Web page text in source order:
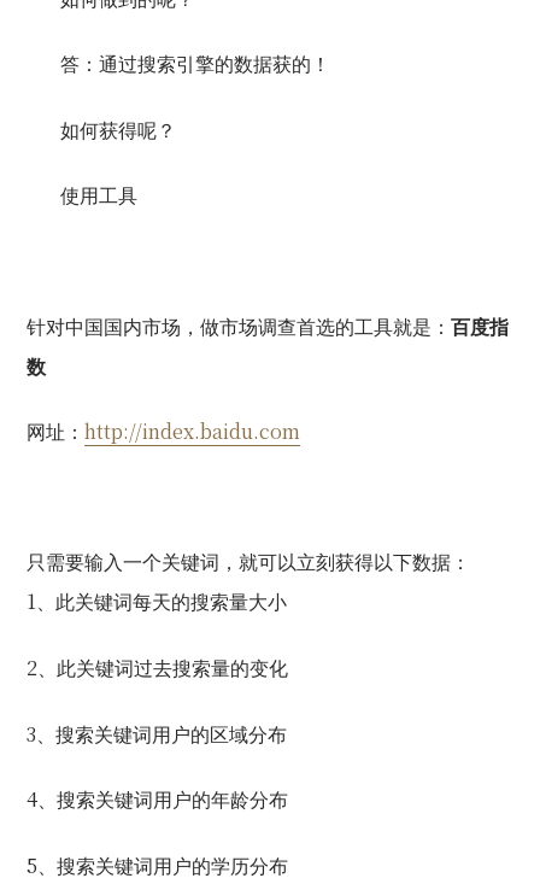
答：通过搜索引擎的数据获的！
如何获得呢？
使用工具
针对中国国内市场，做市场调查首选的工具就是：百度指
数
网址： http://index.baidu.com
只需要输入一个关键词，就可以立刻获得以下数据：
1 、此关键词每天的搜索量大小
2 、此关键词过去搜索量的变化
3 、搜索关键词用户的区域分布
4 、搜索关键词用户的年龄分布
5 、搜索关键词用户的学历分布